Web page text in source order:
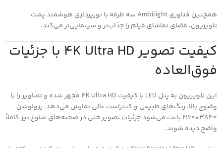
همچنین فناوری Ambilight سه طرفه با نورپردازی هوشمند پشت
تلویزیون، فضای تماشای فیلم را جذاب‌تر و سینمایی‌تر می‌کند.
کیفیت تصویر 4K Ultra HD با جزئیات
فوق‌العاده
این تلویزیون به پنل LED با کیفیت 4K Ultra HD مجهز شده و تصاویر را با
وضوح بالا، رنگ‌های طبیعی و کنتراست عالی نمایش می‌دهد. رزولوشن
3840×2160 باعث می‌شود جزئیات تصویر حتی در صحنه‌های شلوغ نیز کاملاً
واضح دیده شوند.